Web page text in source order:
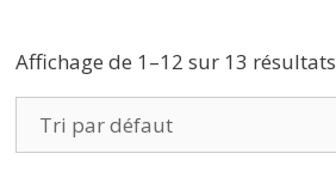
Affichage de 1–12 sur 13 résultats